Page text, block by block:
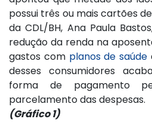
possui três ou mais cartões
da CDL/BH, Ana Paula
redução da renda na
gastos com planos de saúde
desses consumidores
forma de pagamento
parcelamento das despesas.
(Gráfico 1)